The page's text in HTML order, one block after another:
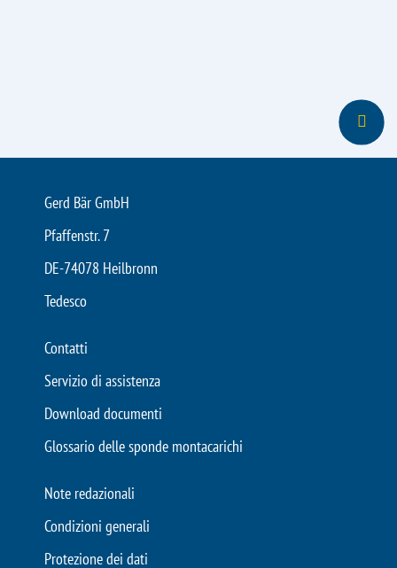
Gerd Bär GmbH
Pfaffenstr. 7
DE-74078 Heilbronn
Tedesco
Contatti
Servizio di assistenza
Download documenti
Glossario delle sponde montacarichi
Note redazionali
Condizioni generali
Protezione dei dati